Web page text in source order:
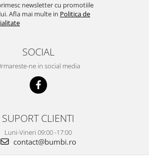
newsletter cu promotiile
Afla mai multe in Politica de
SOCIAL
ne in social media
SUPORT CLIENTI
Luni-Vineri 09:00 -17:00
contact@bumbi.ro